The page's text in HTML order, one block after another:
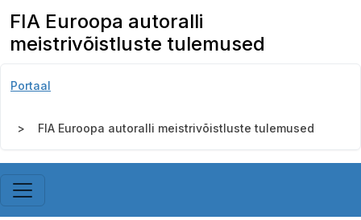
FIA Euroopa autoralli
meistrivõistluste tulemused
Portaal
FIA Euroopa autoralli meistrivõistluste tulemused